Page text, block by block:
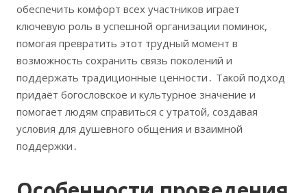
обеспечить комфорт всех участников играет
ключевую роль в успешной организации поминок,
помогая превратить этот трудный момент в
возможность сохранить связь поколений и
поддержать традиционные ценности․ Такой подход
придаёт богословское и культурное значение и
помогает людям справиться с утратой, создавая
условия для душевного общения и взаимной
поддержки․